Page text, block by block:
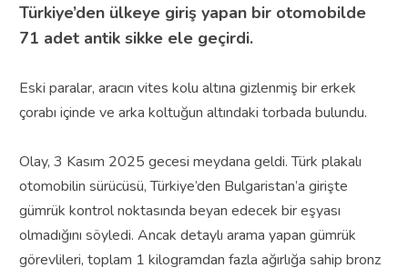
Türkiye’den ülkeye giriş yapan bir otomobilde
71 adet antik sikke ele geçirdi.
Eski paralar, aracın vites kolu altına gizlenmiş bir erkek
çorabı içinde ve arka koltuğun altındaki torbada bulundu.
Olay, 3 Kasım 2025 gecesi meydana geldi. Türk plakalı
otomobilin sürücüsü, Türkiye’den Bulgaristan’a girişte
gümrük kontrol noktasında beyan edecek bir eşyası
olmadığını söyledi. Ancak detaylı arama yapan gümrük
görevlileri, toplam 1 kilogramdan fazla ağırlığa sahip bronz